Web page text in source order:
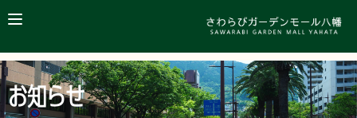
お知らせ